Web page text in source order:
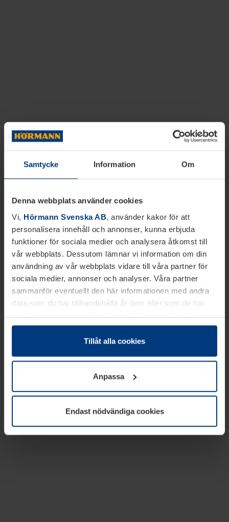
Samtycke Information Om
Denna webbplats använder cookies
Vi, Hörmann Svenska AB, använder kakor för att
personalisera innehåll och annonser, kunna erbjuda
funktioner för sociala medier och analysera åtkomst till
vår webbplats. Dessutom lämnar vi information om din
användning av vår webbplats vidare till våra partner för
sociala medier, annonser och analyser. Våra partner
sammanför eventuellt den här informationen med andra
data som du har tillhandahållit åt dem eller som de har
samlat in inom ramen för din användning av tjänsterna.
Juridiskt kan vi lagra kakor på din enhet, om de är
absolut nödvändiga för driften av den här webbplatsen.
godkännande kan du när som helst ändra eller återkalla i
informationen om kakor underDataskyddsförklaring
vår webbplats.
Tillåt alla cookies
Anpassa
Endast nödvändiga cookies